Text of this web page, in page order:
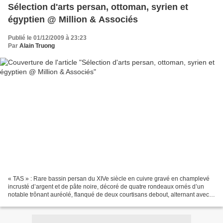
Sélection d'arts persan, ottoman, syrien et
égyptien @ Million & Associés
Publié le 01/12/2009 à 23:23
Par Alain Truong
« TAS » : Rare bassin persan du XIVe siècle en cuivre gravé en champlevé
incrusté d’argent et de pâte noire, décoré de quatre rondeaux ornés d’un
notable trônant auréolé, flanqué de deux courtisans debout, alternant avec